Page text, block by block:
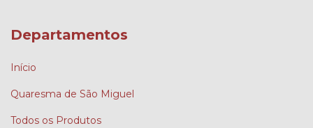
Departamentos
Início
Quaresma de São Miguel
Todos os Produtos